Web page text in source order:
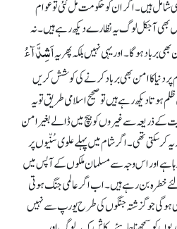
ہیں۔ اگر ان کو حکومت مل گئی تو عوام
بھی آجکل لوگ یہ نظارے دیکھ رہے ہیں۔ نہ
ہو گا۔ اور یہی نہیں بلکہ پھر یہاَشِدَّآءُ
30) کے نام پر دنیا کا امن بھی برباد کرنے کی کوشش کریں
دیکھ رہے ہیں تو صحیح اسلامی طریق تو یہ
کے ذریعہ سے غیروں کو بیچ میں ڈالے بغیر امن
سکتی تھی۔ اگر شام میں پہلے علوی سُنّیوں پر
ہے اور اس وجہ سے مسلمان ملکوں کے آپس میں
خطرہ بن رہے ہیں۔ اب اگر عالمی جنگ ہوتی
ہو گی جو گزشتہ جنگوں کی طرح یورپ سے نہیں